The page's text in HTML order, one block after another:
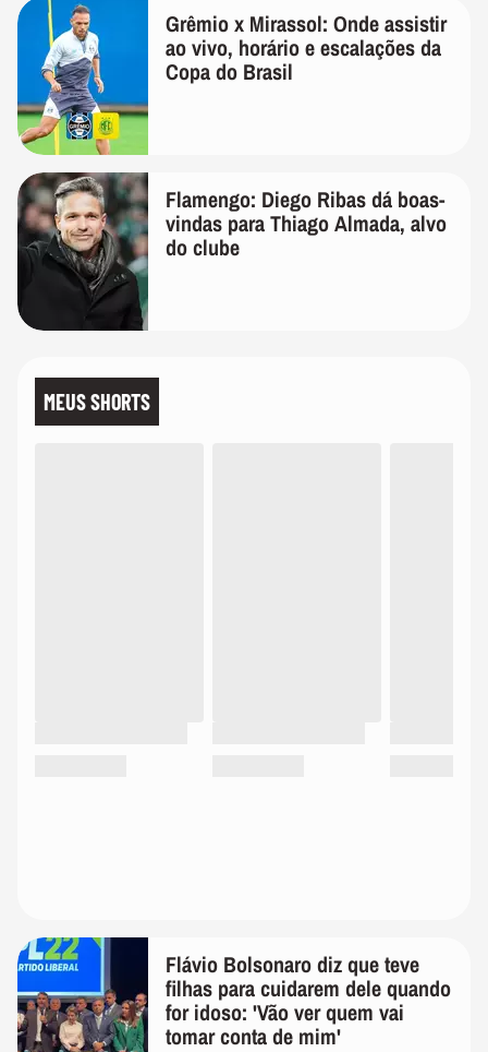
Grêmio x Mirassol: Onde assistir
ao vivo, horário e escalações da
Copa do Brasil
Flamengo: Diego Ribas dá boas-
vindas para Thiago Almada, alvo
do clube
MEUS SHORTS
Flávio Bolsonaro diz que teve
filhas para cuidarem dele quando
for idoso: 'Vão ver quem vai
tomar conta de mim'